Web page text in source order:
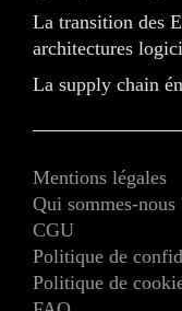
La transition des
architectures
La supply chain
Mentions légales
Qui sommes-nous
CGU
Politique de
Politique de